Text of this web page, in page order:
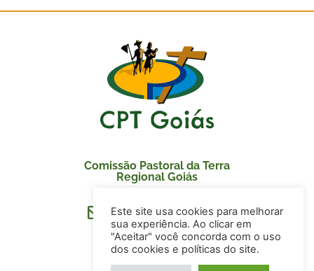
Comissão Pastoral da Terra
Regional Goiás
secretaria@cptgoias.org.br
Este site usa cookies para melhorar
sua experiência. Ao clicar em
"Aceitar" você concorda com o uso
dos cookies e políticas do site.